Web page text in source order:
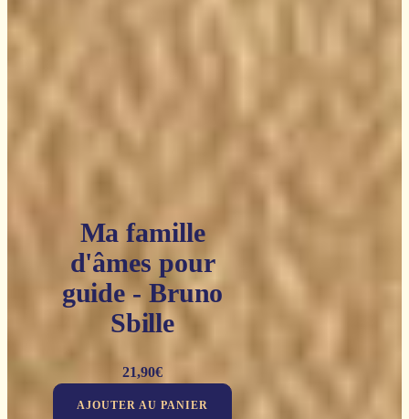
Ma famille
d'âmes pour
guide - Bruno
Sbille
21,90€
AJOUTER AU PANIER